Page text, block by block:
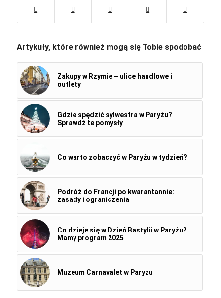
Artykuły, które również mogą się Tobie spodobać
Zakupy w Rzymie – ulice handlowe i
outlety
Gdzie spędzić sylwestra w Paryżu?
Sprawdź te pomysły
Co warto zobaczyć w Paryżu w tydzień?
Podróż do Francji po kwarantannie:
zasady i ograniczenia
Co dzieje się w Dzień Bastylii w Paryżu?
Mamy program 2025
Muzeum Carnavalet w Paryżu